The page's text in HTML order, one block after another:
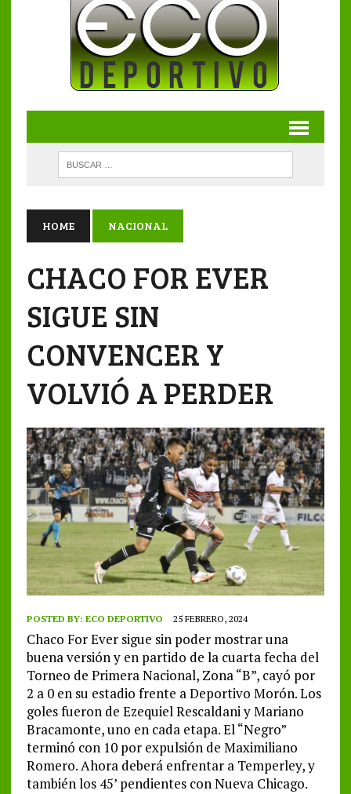
HOME NACIONAL
CHACO FOR EVER
SIGUE SIN
CONVENCER Y
VOLVIÓ A PERDER
POSTED BY: ECO DEPORTIVO 25 FEBRERO, 2024
Chaco For Ever sigue sin poder mostrar una
buena versión y en partido de la cuarta fecha del
Torneo de Primera Nacional, Zona “B”, cayó por
2 a 0 en su estadio frente a Deportivo Morón. Los
goles fueron de Ezequiel Rescaldani y Mariano
Bracamonte, uno en cada etapa. El “Negro”
terminó con 10 por expulsión de Maximiliano
Romero. Ahora deberá enfrentar a Temperley, y
también los 45’ pendientes con Nueva Chicago.